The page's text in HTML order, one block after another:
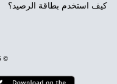
كيف استخدم بطاقة الرصيد؟
© 2026